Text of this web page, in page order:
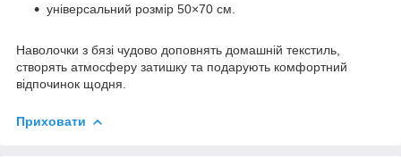
універсальний розмір 50×70 см.
Наволочки з бязі чудово доповнять домашній текстиль,
створять атмосферу затишку та подарують комфортний
відпочинок щодня.
Приховати